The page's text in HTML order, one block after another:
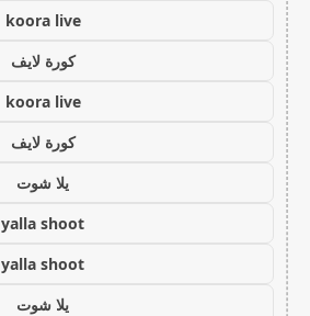
koora live
كورة لايف
koora live
كورة لايف
يلا شوت
yalla shoot
yalla shoot
يلا شوت